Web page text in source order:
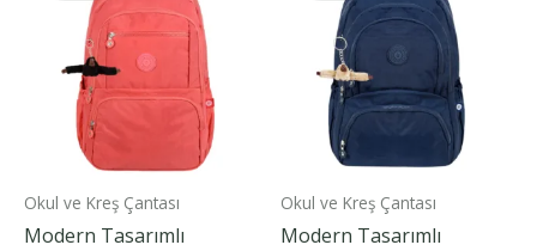
Okul ve Kreş Çantası
Modern Tasarımlı
Okul ve Kreş Çantası
Modern Tasarımlı